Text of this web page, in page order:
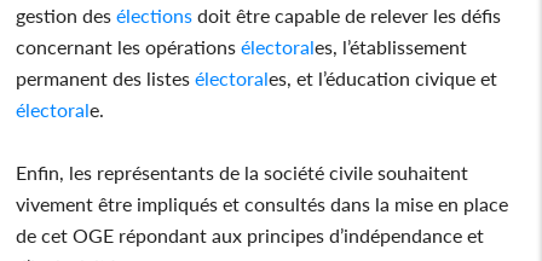
gestion desélections doit être capable de relever les défis
concernant les opérationsélectorales, l’établissement
permanent des listesélectorales, et l’éducation civique et
électorale.
Enfin, les représentants de la société civile souhaitent
vivement être impliqués et consultés dans la mise en place
de cet OGE répondant aux principes d’indépendance et